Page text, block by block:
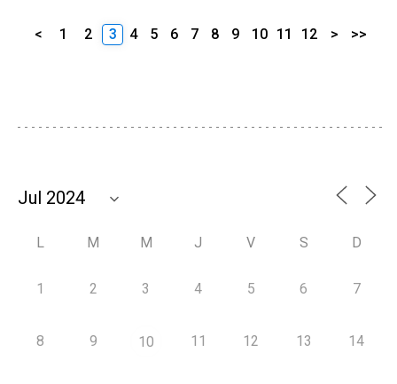
< 1 2 3 4 5 6 7 8 9 10 11 12 > >>
L M M J V S D
1 2 3 4 5 6 7
8 9 10 11 12 13 14